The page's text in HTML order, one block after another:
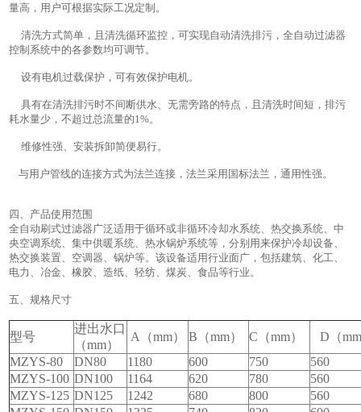
量高，用户可根据实际工况定制。
清洗方式简单，且清洗循环监控，可实现自动清洗排污，全自动过滤器
控制系统中的各参数均可调节。
设有电机过载保护，可有效保护电机。
具有在清洗排污时不间断供水、无需旁路的特点，且清洗时间短，排污
耗水量少，不超过总流量的1%。
维修性强、安装拆卸简便易行。
与用户管线的连接方式为法兰连接，法兰采用国标法兰，通用性强。
四、产品使用范围
全自动刷式过滤器广泛适用于循环或非循环冷却水系统、热交换系统、中
央空调系统、集中供暖系统、热水锅炉系统等，分别用来保护冷却设备、
热交换装置、空调器、锅炉等。该设备适用行业面广，包括建筑、化工、
电力、冶金、橡胶、造纸、轻纺、煤炭、食品等行业。
五、规格尺寸
型号
进出水口
（mm）
A（mm） B（mm） C（mm）
D（
MZYS-80
DN80 1180 600 750
560
MZYS-100 DN100 1164 620 780
560
MZYS-125 DN125 1242 680 800
560